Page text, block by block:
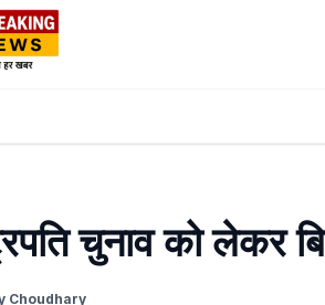
चुनाव को लेकर
Choudhary